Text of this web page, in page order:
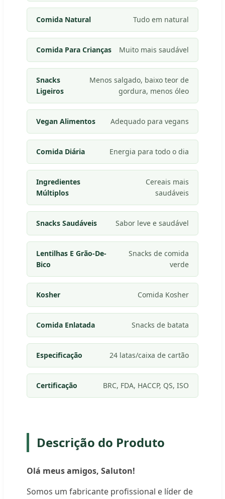
Comida Natural Tudo em natural
Comida Para Crianças Muito mais saudável
Snacks
Ligeiros
Menos salgado, baixo teor de
gordura, menos óleo
Vegan Alimentos Adequado para vegans
Comida Diária Energia para todo o dia
Ingredientes
Múltiplos
Cereais mais
saudáveis
Snacks Saudáveis Sabor leve e saudável
Lentilhas E Grão-De-
Bico
Snacks de comida
verde
Kosher Comida Kosher
Comida Enlatada Snacks de batata
Especificação 24 latas/caixa de cartão
Certificação BRC, FDA, HACCP, QS, ISO
Descrição do Produto
Olá meus amigos, Saluton!
Somos um fabricante profissional e líder de